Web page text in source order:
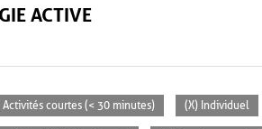
ACTIVE
Activités courtes (< 30 minutes) (X) Individuel